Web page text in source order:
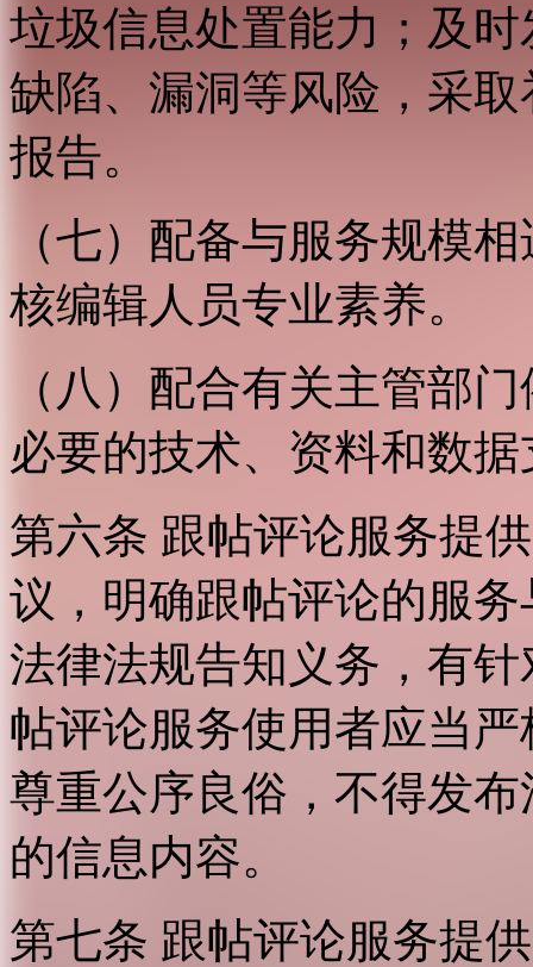
垃圾信息处置能力；及
缺陷、漏洞等风险，采
报告。
（七）配备与服务规模
核编辑人员专业素养。
（八）配合有关主管部
必要的技术、资料和数
第六条 跟帖评论服务提
议，明确跟帖评论的服
法律法规告知义务，有
帖评论服务使用者应当
尊重公序良俗，不得发
的信息内容。
第七条 跟帖评论服务提